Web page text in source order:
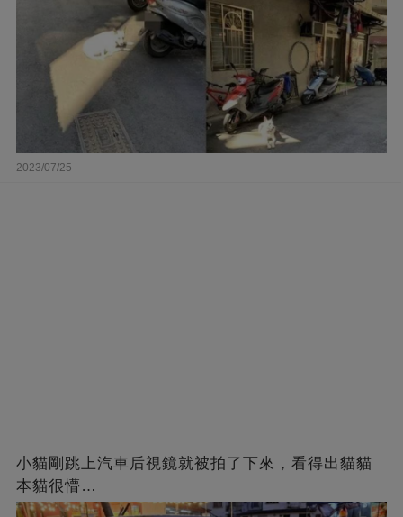
2023/07/25
小貓剛跳上汽車后視鏡就被拍了下來，看得出貓貓
本貓很懵…